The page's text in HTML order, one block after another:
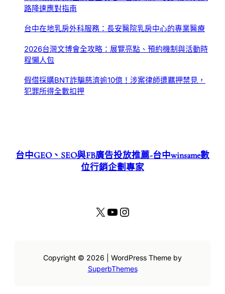
路降速應對指南
台中在地乳房外科服務：長安醫院乳房中心的專業醫療
2026台灣文博會全攻略：展覽亮點、預約機制與活動時
程懶人包
假借採購BNT詐騙慈濟逾10億！涉案律師遭羈押禁見，
犯罪所得全數扣押
台中GEO、SEO與FB廣告投放推薦-台中winsame數
位行銷企劃專家
X YouTube Instagram
Copyright © 2026 | WordPress Theme by
SuperbThemes